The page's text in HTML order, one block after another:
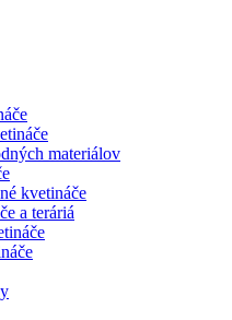
materiálov
kvetináče
a teráriá